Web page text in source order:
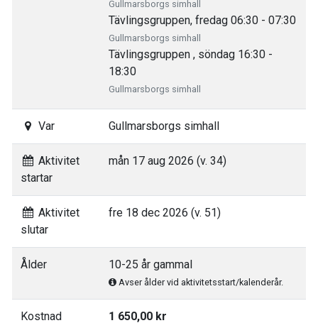
Gullmarsborgs simhall
Tävlingsgruppen, fredag 06:30 - 07:30
Gullmarsborgs simhall
Tävlingsgruppen , söndag 16:30 -
18:30
Gullmarsborgs simhall
Var Gullmarsborgs simhall
Aktivitet
startar
mån 17 aug 2026 (v. 34)
Aktivitet
slutar
fre 18 dec 2026 (v. 51)
Ålder 10-25 år gammal
Avser ålder vid aktivitetsstart/kalenderår.
Kostnad 1 650,00 kr